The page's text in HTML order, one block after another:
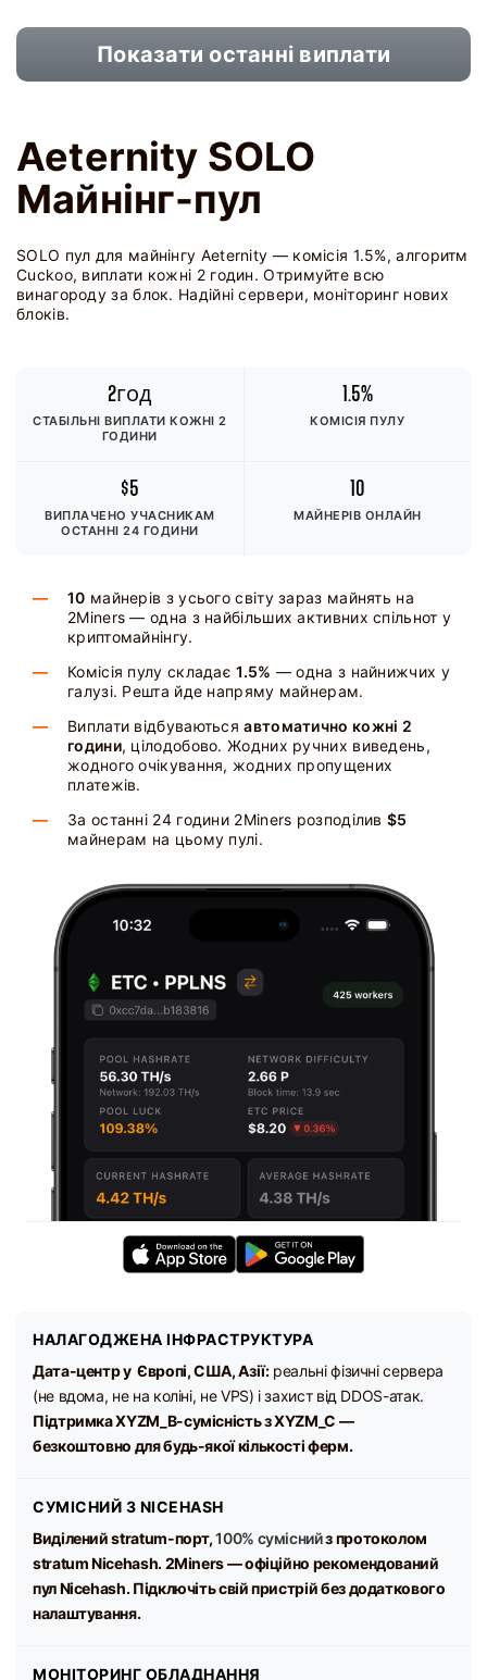
Показати останні виплати
Aeternity SOLO
Майнінг-пул
SOLO пул для майнінгу Aeternity — комісія 1.5%, алгоритм
Cuckoo, виплати кожні 2 годин. Отримуйте всю
винагороду за блок. Надійні сервери, моніторинг нових
блоків.
2год
СТАБІЛЬНІ ВИПЛАТИ КОЖНІ 2
ГОДИНИ
1.5%
КОМІСІЯ ПУЛУ
$5
ВИПЛАЧЕНО УЧАСНИКАМ
ОСТАННІ 24 ГОДИНИ
10
МАЙНЕРІВ ОНЛАЙН
10 майнерів з усього світу зараз майнять на
2Miners — одна з найбільших активних спільнот у
криптомайнінгу.
Комісія пулу складає1.5% — одна з найнижчих у
галузі. Решта йде напряму майнерам.
Виплати відбуваютьсяавтоматично кожні 2
години, цілодобово. Жодних ручних виведень,
жодного очікування, жодних пропущених
платежів.
За останні 24 години 2Miners розподілив $5
майнерам на цьому пулі.
НАЛАГОДЖЕНА ІНФРАСТРУКТУРА
Дата-центр у Європі, США, Азії:реальні фізичні сервера
(не вдома, не на коліні, не VPS) і захист від DDOS-атак.
Підтримка XYZM_B-сумісність з XYZM_C —
безкоштовно для будь-якої кількості ферм.
СУМІСНИЙ З NICEHASH
Виділений stratum-порт,100% суміснийз протоколом
stratum Nicehash. 2Miners — офіційно рекомендований
пул Nicehash. Підключіть свій пристрій без додаткового
налаштування.
МОНІТОРИНГ ОБЛАДНАННЯ